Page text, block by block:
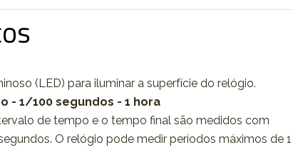
(LED) para iluminar a superfície do relógio.
- 1/100 segundos - 1 hora
de tempo e o tempo final são medidos com
O relógio pode medir períodos máximos de 1